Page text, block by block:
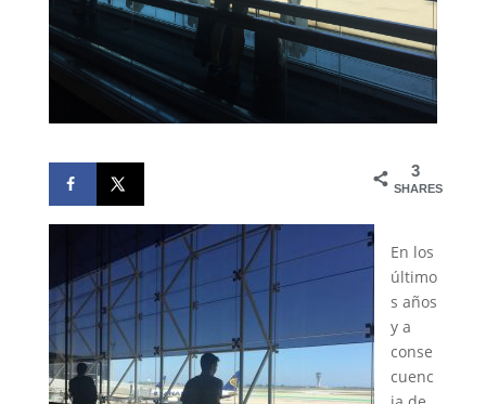
3
SHARES
En los
último
s años
y a
conse
cuenc